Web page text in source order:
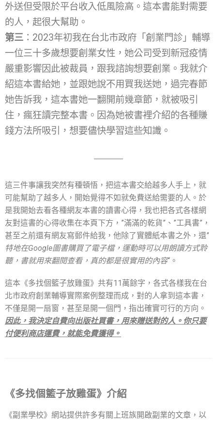
外送但受限於平台收入低風險高。這本書能對需要
的人，起很大幫助。
第三 ：2023年初我在台北市政府「創業門診」輔導
一位三十多歲想要創業女性，她公司受到新冠疫情
嚴重影響因此被裁員，跟我諮詢想要創業。我就介
紹這本書給她，並跟她說不用買我送她，過完春節
她告訴我，這本書她一翻開前幾章節，就被吸引
住，瘋狂讀完整本書。因為她被書裡介紹的各種賺
錢方法所吸引，想要儘快學習這些知識。
這三件事讓我突然有種頓悟，把這本書交給越多人手上，就
可能幫助了越多人，開始覺得不如就免費送給需要的人。於
是我開始去看各種網友本書的讀書心得，我也把各式各樣網
友對這書的心得收集在本頁下方，”滿滿的乾貨”、”工具書”，
甚至之前還有網友寫郵件給我，他除了實體紙本書之外，還”
特地在Google圖書購買了電子檔，運動時可以用朗讀方式聆
聽，書就用來翻閱查看，真的都是很實用的內容“。
這本《多找個籃子放雞蛋》共有11萬餘字，各式各樣我在台
北市政府創業輔導實際案例整理而成，對的人拿到這本書，
不僅是開一扇窗，甚至是開一個門，指出確實可行的方向。
因此，我決定自費向出版社買書，用來贈送對的人。你只要
付便利商店運費，就能免費獲得。
《多找個籃子放雞蛋》介紹
《副業學校》網站提供許多有關上班族開啟副業的文章，以